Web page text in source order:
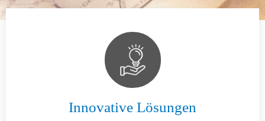
Innovative Lösungen